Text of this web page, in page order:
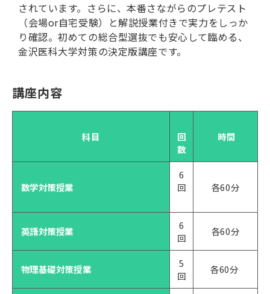
されています。さらに、本番さながらのプレテスト
（会場or自宅受験）と解説授業付きで実力をしっか
り確認。初めての総合型選抜でも安心して臨める、
金沢医科大学対策の決定版講座です。
講座内容
科目
回
数
時間
数学対策授業
6
回
各60分
英語対策授業
6
回
各60分
物理基礎対策授業
5
回
各60分